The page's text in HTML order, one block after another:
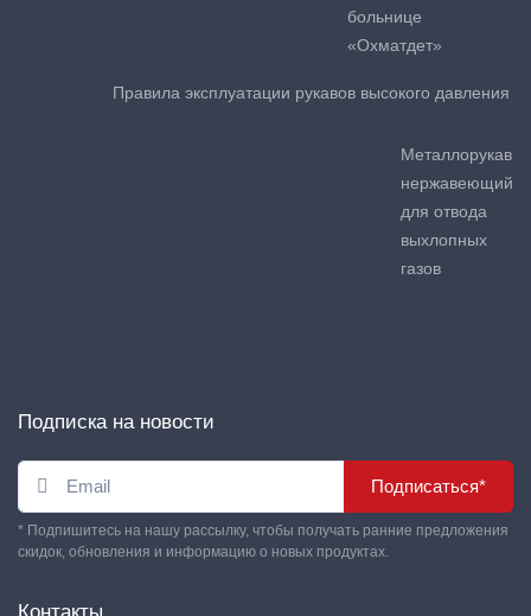
больнице
«Охматдет»
Правила эксплуатации рукавов высокого давления
Металлорукав
нержавеющий
для отвода
выхлопных
газов
Подписка на новости
Подписаться*
* Подпишитесь на нашу рассылку, чтобы получать ранние предложения
скидок, обновления и информацию о новых продуктах.